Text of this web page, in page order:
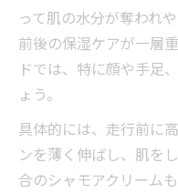
って肌の水分が奪われ
前後の保湿ケアが一層
ドでは、特に顔や手足
ょう。
具体的には、走行前に
ンを薄く伸ばし、肌を
合のシャモアクリーム